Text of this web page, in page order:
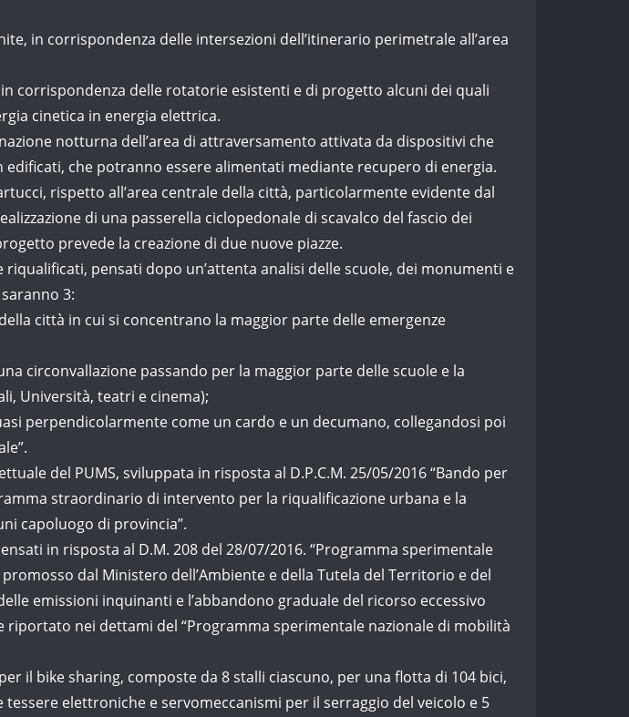
in corrispondenza delle intersezioni dell’itinerario perimetrale all’area
delle rotatorie esistenti e di progetto alcuni dei quali
cinetica in energia elettrica.
notturna dell’area di attraversamento attivata da dispositivi che
che potranno essere alimentati mediante recupero di energia.
rispetto all’area centrale della città, particolarmente evidente dal
di una passerella ciclopedonale di scavalco del fascio dei
prevede la creazione di due nuove piazze.
pensati dopo un’attenta analisi delle scuole, dei monumenti e
3:
città in cui si concentrano la maggior parte delle emergenze
circonvallazione passando per la maggior parte delle scuole e la
Università, teatri e cinema);
perpendicolarmente come un cardo e un decumano, collegandosi poi
del PUMS, sviluppata in risposta al D.P.C.M. 25/05/2016 “Bando per
straordinario di intervento per la riqualificazione urbana e la
capoluogo di provincia”.
in risposta al D.M. 208 del 28/07/2016. “Programma sperimentale
dal Ministero dell’Ambiente e della Tutela del Territorio e del
emissioni inquinanti e l’abbandono graduale del ricorso eccessivo
nei dettami del “Programma sperimentale nazionale di mobilità
il bike sharing, composte da 8 stalli ciascuno, per una flotta di 104 bici,
elettroniche e servomeccanismi per il serraggio del veicolo e 5